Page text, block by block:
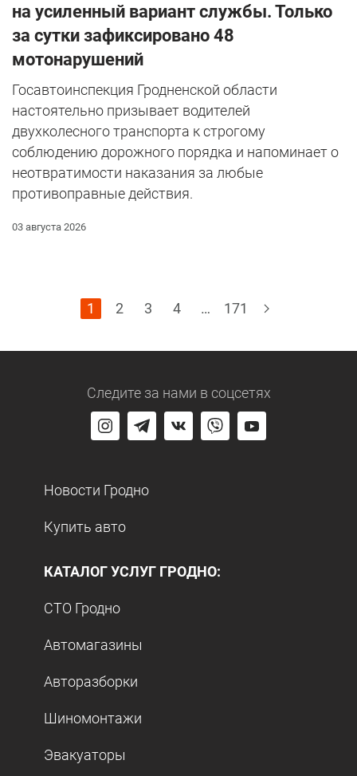
на усиленный вариант службы. Только
за сутки зафиксировано 48
мотонарушений
Госавтоинспекция Гродненской области
настоятельно призывает водителей
двухколесного транспорта к строгому
соблюдению дорожного порядка и напоминает о
неотвратимости наказания за любые
противоправные действия.
03 августа 2026
1 2 3 4 … 171
Следите за нами в соцсетях
Новости Гродно
Купить авто
КАТАЛОГ УСЛУГ ГРОДНО:
СТО Гродно
Автомагазины
Авторазборки
Шиномонтажи
Эвакуаторы